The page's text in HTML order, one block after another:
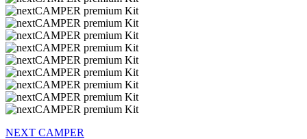
NEXT CAMPER